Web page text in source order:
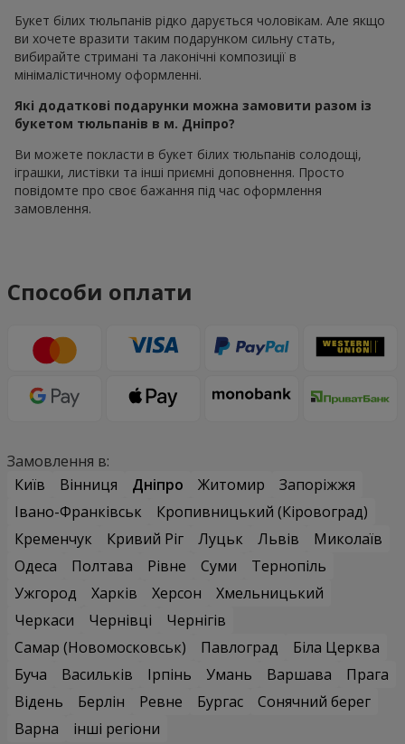
Букет білих тюльпанів рідко дарується чоловікам. Але якщо
ви хочете вразити таким подарунком сильну стать,
вибирайте стримані та лаконічні композиції в
мінімалістичному оформленні.
Які додаткові подарунки можна замовити разом із
букетом тюльпанів в м. Дніпро?
Ви можете покласти в букет білих тюльпанів солодощі,
іграшки, листівки та інші приємні доповнення. Просто
повідомте про своє бажання під час оформлення
замовлення.
Способи оплати
Замовлення в:
Київ
Вінниця Дніпро Житомир
Запоріжжя
Івано-Франківськ
Кропивницький (Кіровоград)
Кременчук
Кривий Ріг Луцьк Львів
Миколаїв
Одеса
Полтава Рівне Суми
Тернопіль
Ужгород
Харків Херсон
Хмельницький
Черкаси
Чернівці
Чернігів
Самар (Новомосковськ)
Павлоград
Біла Церква
Буча
Васильків Ірпінь Умань Варшава
Прага
Відень
Берлін Ревне Бургас
Сонячний берег
Варна
інші регіони